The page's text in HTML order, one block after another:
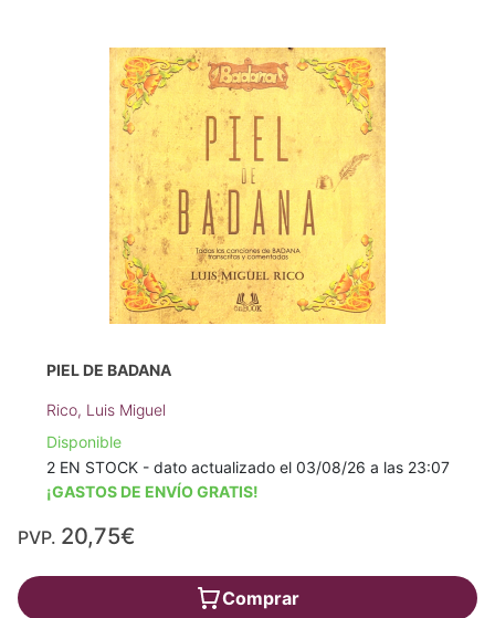
PIEL DE BADANA
Rico, Luis Miguel
Disponible
2 EN STOCK - dato actualizado el 03/08/26 a las 23:07
¡GASTOS DE ENVÍO GRATIS!
PVP. 20,75€
Comprar